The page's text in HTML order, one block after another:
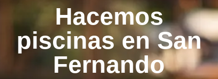
Hacemos
piscinas en San
Fernando